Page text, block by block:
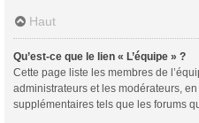
Haut
Qu’est-ce que le lien « L’équipe » ?
Cette page liste les membres de
administrateurs et les modérateurs,
supplémentaires tels que les forums